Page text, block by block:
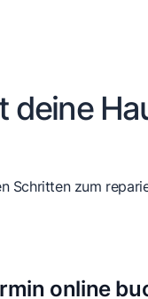
deine
Schritten zum
online